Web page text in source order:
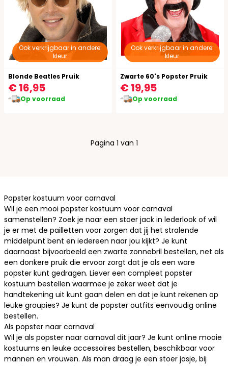
Ook verkrijgbaar in andere:
kleur
Blonde Beatles Pruik
€ 16,95
Op voorraad
Ook verkrijgbaar in andere:
kleur
Zwarte 60's Popster Pruik
€ 19,95
Op voorraad
Pagina 1 van 1
Popster kostuum voor carnaval
Wil je een mooi popster kostuum voor carnaval
samenstellen? Zoek je naar een stoer jack in lederlook of wil
je er met de pailletten voor zorgen dat jij het stralende
middelpunt bent en iedereen naar jou kijkt? Je kunt
daarnaast bijvoorbeeld een zwarte zonnebril bestellen, net als
een donkere pruik die ervoor zorgt dat je als een ware
popster kunt gedragen. Liever een compleet popster
kostuum bestellen waarmee je zeker weet dat je
handtekening uit kunt gaan delen en dat je kunt rekenen op
leuke groupies? Je kunt de popster outfits eenvoudig online
bestellen.
Als popster naar carnaval
Wil je als popster naar carnaval dit jaar? Je kunt online mooie
kostuums en leuke accessoires bestellen, beschikbaar voor
mannen en vrouwen. Als man draag je een stoer jasje, bij